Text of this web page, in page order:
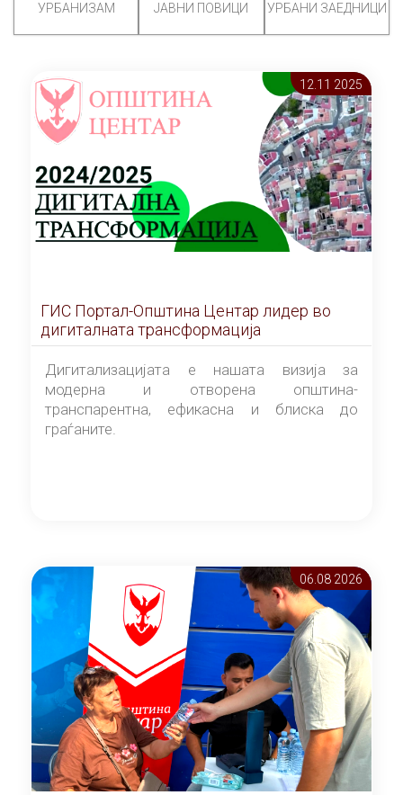
УРБАНИЗАМ ЈАВНИ ПОВИЦИ УРБАНИ ЗАЕДНИЦИ
12.11 2025
ГИС Портал-Општина Центар лидер во
дигиталната трансформација
Дигитализацијата е нашата визија за
модерна и отворена општина-
транспарентна, ефикасна и блиска до
граѓаните.
06.08 2026